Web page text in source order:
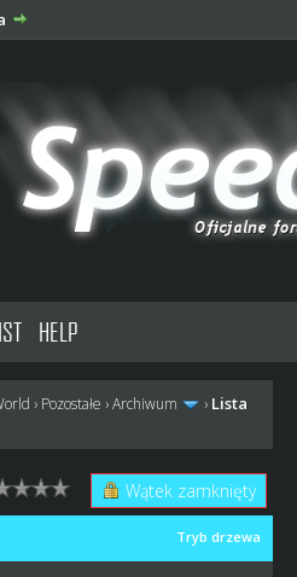
HELP
› Pozostałe ›Archiwum › Lista
Wątek zamknięty
Tryb drzewa